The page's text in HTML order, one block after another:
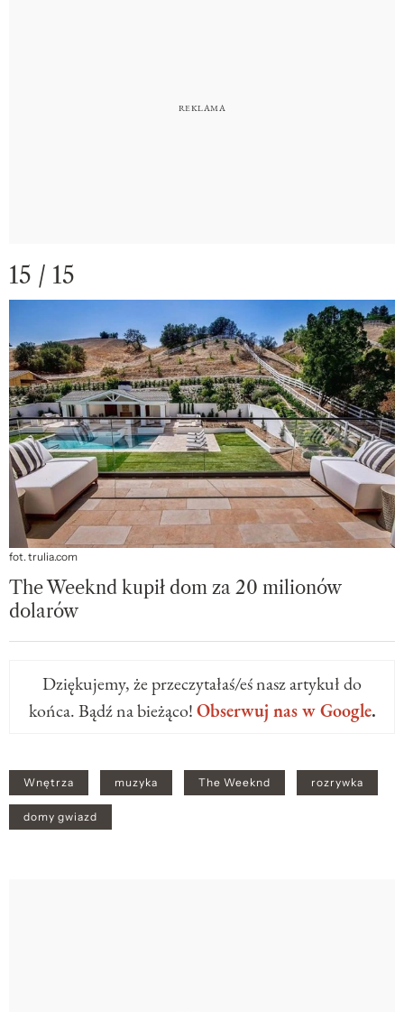
15 / 15
fot. trulia.com
The Weeknd kupił dom za 20 milionów
dolarów
Dziękujemy, że przeczytałaś/eś nasz artykuł do
końca. Bądź na bieżąco!Obserwuj nas w Google.
Wnętrza muzyka The Weeknd rozrywka
domy gwiazd